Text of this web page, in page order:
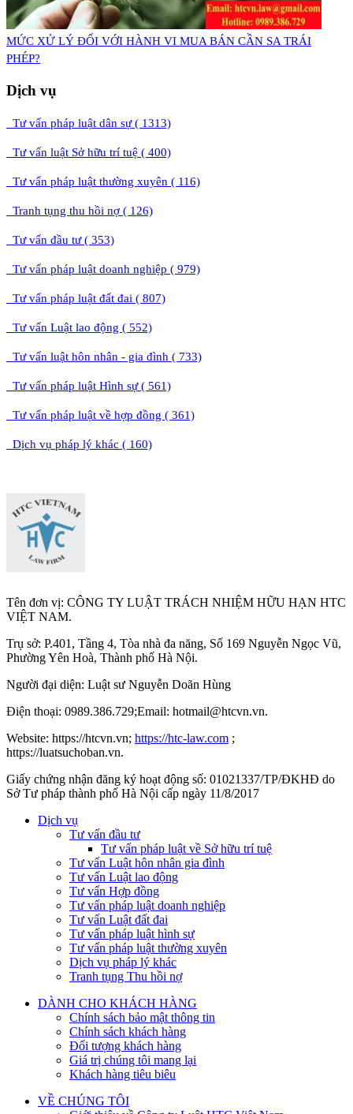
MỨC XỬ LÝ ĐỐI VỚI HÀNH VI MUA BÁN CẦN SA TRÁI
PHÉP?
Dịch vụ
Tư vấn pháp luật dân sự ( 1313)
Tư vấn luật Sở hữu trí tuệ ( 400)
Tư vấn pháp luật thường xuyên ( 116)
Tranh tụng thu hồi nợ ( 126)
Tư vấn đầu tư ( 353)
Tư vấn pháp luật doanh nghiệp ( 979)
Tư vấn pháp luật đất đai ( 807)
Tư vấn Luật lao động ( 552)
Tư vấn luật hôn nhân - gia đình ( 733)
Tư vấn pháp luật Hình sự ( 561)
Tư vấn pháp luật về hợp đồng ( 361)
Dịch vụ pháp lý khác ( 160)
Tên đơn vị: CÔNG TY LUẬT TRÁCH NHIỆM HỮU HẠN HTC
VIỆT NAM.
Trụ sở: P.401, Tầng 4, Tòa nhà đa năng, Số 169 Nguyễn Ngọc Vũ,
Phường Yên Hoà, Thành phố Hà Nội.
Người đại diện: Luật sư Nguyễn Doãn Hùng
Điện thoại: 0989.386.729;Email: hotmail@htcvn.vn.
Website: https://htcvn.vn; https://htc-law.com ;
https://luatsuchoban.vn.
Giấy chứng nhận đăng ký hoạt động số: 01021337/TP/ĐKHĐ do
Sở Tư pháp thành phố Hà Nội cấp ngày 11/8/2017
Dịch vụ
Tư vấn đầu tư
Tư vấn pháp luật về Sở hữu trí tuệ
Tư vấn Luật hôn nhân gia đình
Tư vấn Luật lao động
Tư vấn Hợp đồng
Tư vấn pháp luật doanh nghiệp
Tư vấn Luật đất đai
Tư vấn pháp luật hình sự
Tư vấn pháp luật thường xuyên
Dịch vụ pháp lý khác
Tranh tụng Thu hồi nợ
DÀNH CHO KHÁCH HÀNG
Chính sách bảo mật thông tin
Chính sách khách hàng
Đối tượng khách hàng
Giá trị chúng tôi mang lại
Khách hàng tiêu biêu
VỀ CHÚNG TÔI